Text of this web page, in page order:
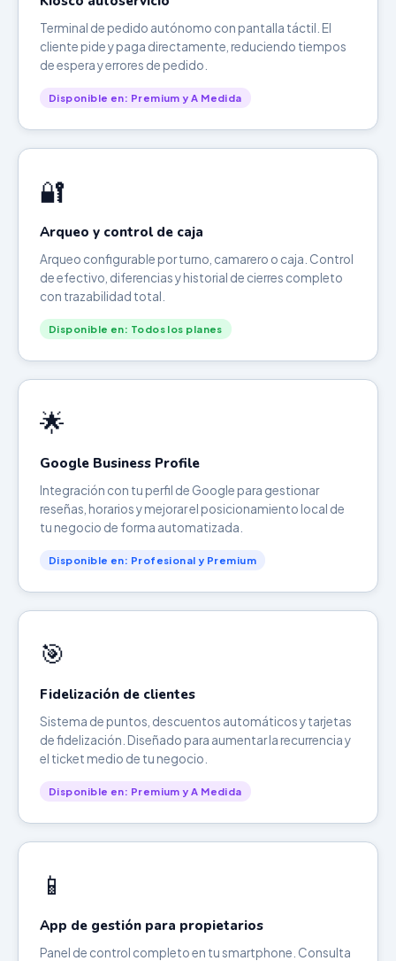
Terminal de pedido autónomo con pantalla táctil. El
cliente pide y paga directamente, reduciendo tiempos
de espera y errores de pedido.
Disponible en: Premium y A Medida
🔐
Arqueo y control de caja
Arqueo configurable por turno, camarero o caja. Control
de efectivo, diferencias y historial de cierres completo
con trazabilidad total.
Disponible en: Todos los planes
🌟
Google Business Profile
Integración con tu perfil de Google para gestionar
reseñas, horarios y mejorar el posicionamiento local de
tu negocio de forma automatizada.
Disponible en: Profesional y Premium
🎯
Fidelización de clientes
Sistema de puntos, descuentos automáticos y tarjetas
de fidelización. Diseñado para aumentar la recurrencia y
el ticket medio de tu negocio.
Disponible en: Premium y A Medida
📱
App de gestión para propietarios
Panel de control completo en tu smartphone. Consulta